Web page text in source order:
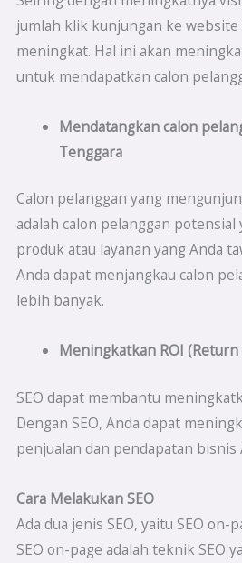
jumlah klik kunjungan ke website
meningkat. Hal ini akan
untuk mendapatkan calon
Mendatangkan calon
Tenggara
Calon pelanggan yang
adalah calon pelanggan
produk atau layanan yang Anda
Anda dapat menjangkau calon
lebih banyak.
Meningkatkan ROI
SEO dapat membantu
Dengan SEO, Anda dapat
penjualan dan pendapatan bisnis
Cara Melakukan SEO
Ada dua jenis SEO, yaitu SEO on-
SEO on-page adalah teknik SEO